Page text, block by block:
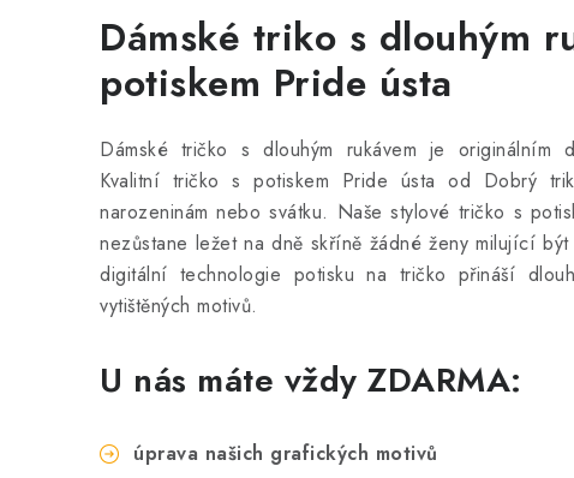
Dámské triko s dlouhým
potiskem Pride ústa
Dámské tričko s dlouhým rukávem je originálním
Kvalitní tričko s potiskem Pride ústa od Dobrý
narozeninám nebo svátku. Naše stylové tričko s
nezůstane ležet na dně skříně žádné ženy milující
digitální technologie potisku na tričko přináší
vytištěných motivů.
U nás máte vždy ZDARMA:
úprava našich grafických motivů